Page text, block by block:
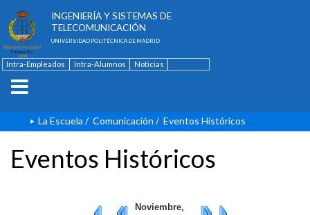
INGENIERÍA Y SISTEMAS DE
TELECOMUNICACIÓN
UNIVERSIDAD POLITÉCNICA DE MADRID
Intra-Empleados Intra-Alumnos
Noticias
La Escuela / Comunicación / Eventos Históricos
Eventos Históricos
Noviembre,